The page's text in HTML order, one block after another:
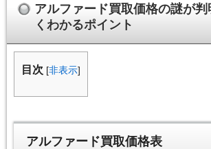
アルファード買取価格の謎が
くわかるポイント
目次 [非表示]
アルファード買取価格表